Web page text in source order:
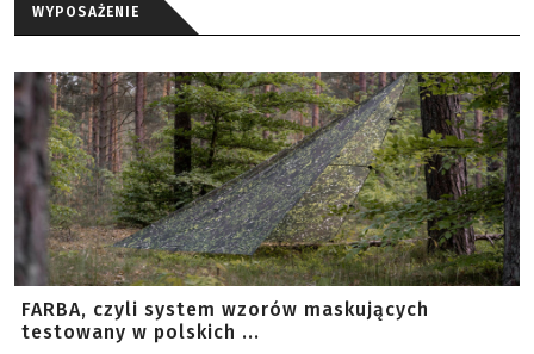
WYPOSAŻENIE
FARBA, czyli system wzorów maskujących
testowany w polskich ...